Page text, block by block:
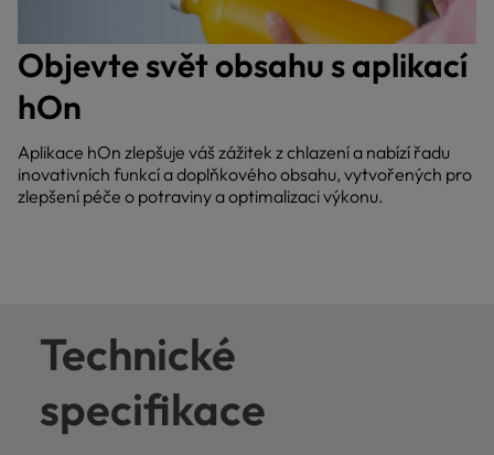
Objevte svět obsahu s aplikací
hOn
Aplikace hOn zlepšuje váš zážitek z chlazení a nabízí řadu
inovativních funkcí a doplňkového obsahu, vytvořených pro
zlepšení péče o potraviny a optimalizaci výkonu.
Technické
specifikace